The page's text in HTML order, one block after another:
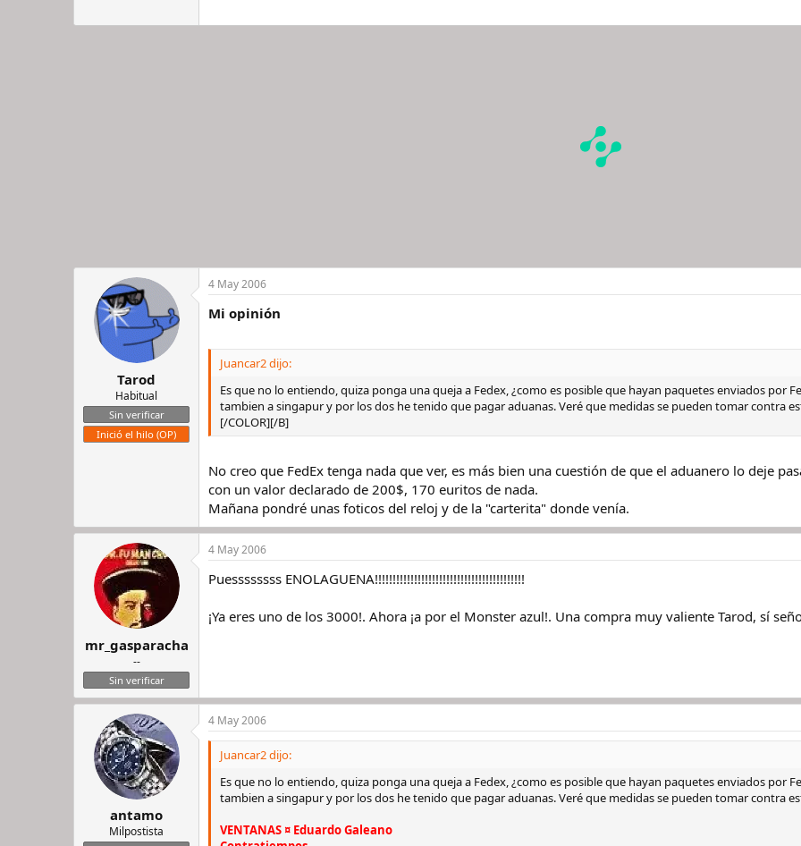
Tarod
Habitual
Sin verificar
Inició el hilo (OP)
4 May 2006
Mi opinión
Juancar2 dijo:
Es que no lo entiendo, quiza ponga una queja a Fedex, ¿como es posible que hayan paquetes enviados por
tambien a singapur y por los dos he tenido que pagar aduanas. Veré que medidas se pueden tomar contra
[/COLOR][/B]
No creo que FedEx tenga nada que ver, es más bien una cuestión de que el aduanero lo deje
con un valor declarado de 200$, 170 euritos de nada.
Mañana pondré unas foticos del reloj y de la "carterita" donde venía.
mr_gasparacha
--
Sin verificar
4 May 2006
Puessssssss ENOLAGUENA!!!!!!!!!!!!!!!!!!!!!!!!!!!!!!!!!!!!!!!!!!
¡Ya eres uno de los 3000!. Ahora ¡a por el Monster azul!. Una compra muy valiente Tarod, sí
antamo
Milpostista
4 May 2006
Juancar2 dijo:
Es que no lo entiendo, quiza ponga una queja a Fedex, ¿como es posible que hayan paquetes enviados por
tambien a singapur y por los dos he tenido que pagar aduanas. Veré que medidas se pueden tomar contra
VENTANAS ¤ Eduardo Galeano